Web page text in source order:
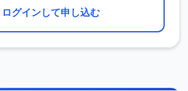
ログインして申し込む